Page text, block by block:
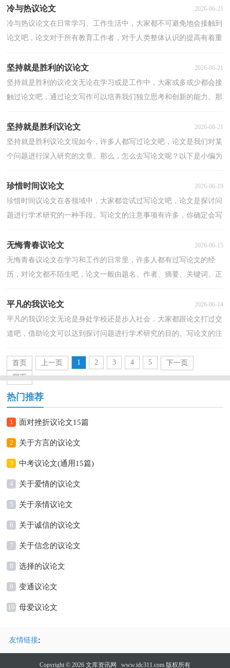
冷与热议论文 2026-06-21
冷与热议论文在日常学习、工作生活中，大家都不可避免地会接触到
论文吧，论文对于所有教育工作者，对于人类整体认识的提高有着重
坚持就是胜利的议论文 2026-06-21
坚持就是胜利的议论文无论在学习或是工作中，大家或多或少都会接
触过论文吧，通过论文写作可以培养我们独立思考和创新的能力。那
坚持就是胜利议论文 2026-06-21
坚持就是胜利议论文现如今，许多人都写过论文吧，论文是我们对某
个问题进行深入研究的文章。那么，怎么去写论文呢？以下是小编为
珍惜时间议论文 2026-06-19
珍惜时间议论文在各领域中，大家都尝试过写论文吧，论文是探讨问
题进行学术研究的一种手段。写论文的注意事项有许多，你确定会写
无悔青春议论文 2026-06-15
无悔青春议论文在学习和工作的日常里，许多人都有过写论文的经
历，对论文都不陌生吧，论文一般由题名、作者、摘要、关键词、正
平凡的我议论文 2026-06-14
平凡的我议论文无论是身处学校还是步入社会，大家都跟论文打过交
道吧，借助论文可以达到探讨问题进行学术研究的目的。写论文的注
首页
上一页 1 2 3 4 5
下一页
尾页
热门推荐
1 面对挫折议论文15篇
2 关于方言的议论文
3 中考议论文(通用15篇)
4 关于爱情的议论文
5 关于亲情议论文
6 关于诚信的议论文
7 关于信念的议论文
8 选择的议论文
9 变通议论文
10 母爱议论文
友情链接:
Copyright © 2026 文库资讯网 www.idc311.com 版权所有